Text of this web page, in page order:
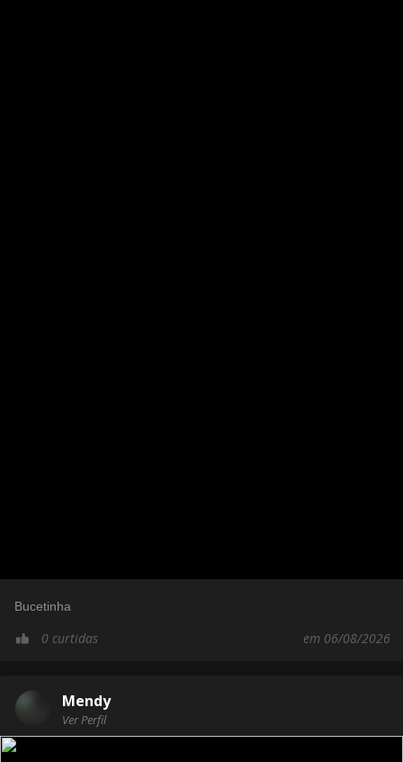
Bucetinha
0 curtidas em 06/08/2026
Mendy
Ver Perfil